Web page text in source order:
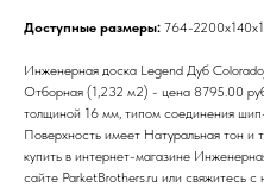
Доступные размеры: 764-
Инженерная доска Legend Дуб
Отборная (1,232 м2) - цена 8795.00
толщиной 16 мм, типом соединения
Поверхность имеет Натуральная тон и
купить в интернет-магазине
сайте ParketBrothers.ru или свяжитесь